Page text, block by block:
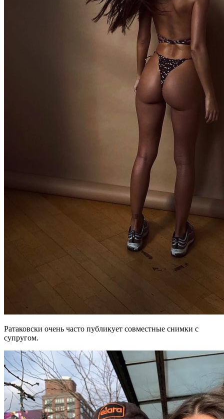
Ратаковски очень часто публикует совместные снимки с
супругом.